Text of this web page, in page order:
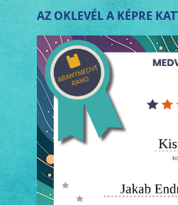
AZ OKLEVÉL A KÉPRE